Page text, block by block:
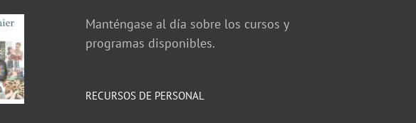
Manténgase al día sobre los cursos y
programas disponibles.
RECURSOS DE PERSONAL